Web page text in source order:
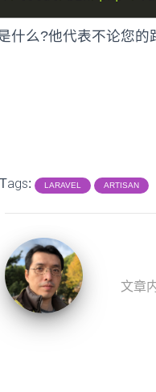
什么?他代表不论您
Tags: LARAVEL ARTISAN
文章